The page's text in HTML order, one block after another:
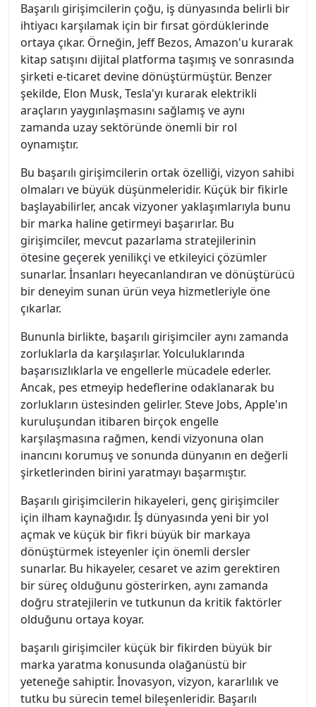
Başarılı girişimcilerin çoğu, iş dünyasında belirli bir
ihtiyacı karşılamak için bir fırsat gördüklerinde
ortaya çıkar. Örneğin, Jeff Bezos, Amazon'u kurarak
kitap satışını dijital platforma taşımış ve sonrasında
şirketi e-ticaret devine dönüştürmüştür. Benzer
şekilde, Elon Musk, Tesla'yı kurarak elektrikli
araçların yaygınlaşmasını sağlamış ve aynı
zamanda uzay sektöründe önemli bir rol
oynamıştır.
Bu başarılı girişimcilerin ortak özelliği, vizyon sahibi
olmaları ve büyük düşünmeleridir. Küçük bir fikirle
başlayabilirler, ancak vizyoner yaklaşımlarıyla bunu
bir marka haline getirmeyi başarırlar. Bu
girişimciler, mevcut pazarlama stratejilerinin
ötesine geçerek yenilikçi ve etkileyici çözümler
sunarlar. İnsanları heyecanlandıran ve dönüştürücü
bir deneyim sunan ürün veya hizmetleriyle öne
çıkarlar.
Bununla birlikte, başarılı girişimciler aynı zamanda
zorluklarla da karşılaşırlar. Yolculuklarında
başarısızlıklarla ve engellerle mücadele ederler.
Ancak, pes etmeyip hedeflerine odaklanarak bu
zorlukların üstesinden gelirler. Steve Jobs, Apple'ın
kuruluşundan itibaren birçok engelle
karşılaşmasına rağmen, kendi vizyonuna olan
inancını korumuş ve sonunda dünyanın en değerli
şirketlerinden birini yaratmayı başarmıştır.
Başarılı girişimcilerin hikayeleri, genç girişimciler
için ilham kaynağıdır. İş dünyasında yeni bir yol
açmak ve küçük bir fikri büyük bir markaya
dönüştürmek isteyenler için önemli dersler
sunarlar. Bu hikayeler, cesaret ve azim gerektiren
bir süreç olduğunu gösterirken, aynı zamanda
doğru stratejilerin ve tutkunun da kritik faktörler
olduğunu ortaya koyar.
başarılı girişimciler küçük bir fikirden büyük bir
marka yaratma konusunda olağanüstü bir
yeteneğe sahiptir. İnovasyon, vizyon, kararlılık ve
tutku bu sürecin temel bileşenleridir. Başarılı